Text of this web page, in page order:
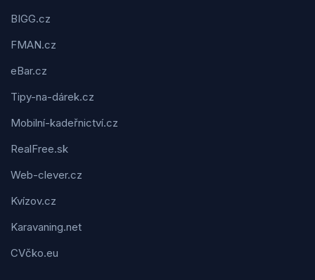
BIGG.cz
FMAN.cz
eBar.cz
Tipy-na-dárek.cz
Mobilní-kadeřnictví.cz
RealFree.sk
Web-clever.cz
Kvízov.cz
Karavaning.net
CVčko.eu